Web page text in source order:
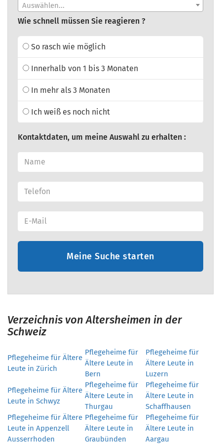
Auswählen...
Wie schnell müssen Sie reagieren ?
So rasch wie möglich
Innerhalb von 1 bis 3 Monaten
In mehr als 3 Monaten
Ich weiß es noch nicht
Kontaktdaten, um meine Auswahl zu erhalten :
Meine Suche starten
Verzeichnis von Altersheimen in der
Schweiz
Pflegeheime für Ältere
Leute in Zürich
Pflegeheime für
Ältere Leute in
Bern
Pflegeheime für
Ältere Leute in
Luzern
Pflegeheime für Ältere
Leute in Schwyz
Pflegeheime für
Ältere Leute in
Thurgau
Pflegeheime für
Ältere Leute in
Schaffhausen
Pflegeheime für Ältere
Leute in Appenzell
Ausserrhoden
Pflegeheime für
Ältere Leute in
Graubünden
Pflegeheime für
Ältere Leute in
Aargau